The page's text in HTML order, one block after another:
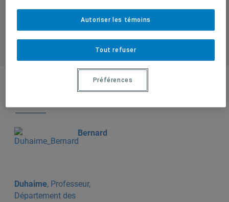
Bernard
Duhaime, Professeur,
Département des
Tout refuser
Autoriser les témoins
Préférences